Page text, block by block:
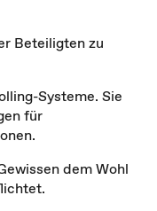
Beteiligten zu
Systeme. Sie
für
dem Wohl